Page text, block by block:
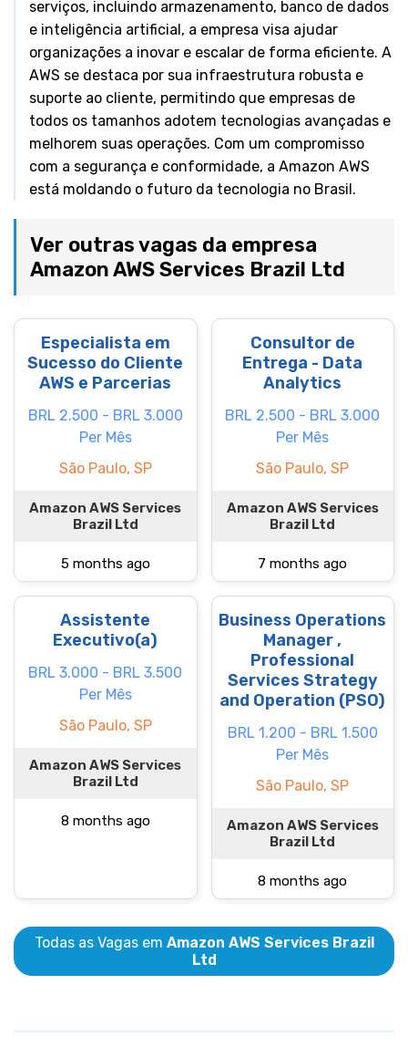
serviços, incluindo armazenamento, banco de dados
e inteligência artificial, a empresa visa ajudar
organizações a inovar e escalar de forma eficiente. A
AWS se destaca por sua infraestrutura robusta e
suporte ao cliente, permitindo que empresas de
todos os tamanhos adotem tecnologias avançadas e
melhorem suas operações. Com um compromisso
com a segurança e conformidade, a Amazon AWS
está moldando o futuro da tecnologia no Brasil.
Ver outras vagas da empresa
Amazon AWS Services Brazil Ltd
Especialista em
Sucesso do Cliente
AWS e Parcerias
BRL 2.500 - BRL 3.000
Per Mês
São Paulo, SP
Amazon AWS Services
Brazil Ltd
5 months ago
Consultor de
Entrega - Data
Analytics
BRL 2.500 - BRL 3.000
Per Mês
São Paulo, SP
Amazon AWS Services
Brazil Ltd
7 months ago
Assistente
Executivo(a)
BRL 3.000 - BRL 3.500
Per Mês
São Paulo, SP
Amazon AWS Services
Brazil Ltd
8 months ago
Business Operations
Manager ,
Professional
Services Strategy
and Operation (PSO)
BRL 1.200 - BRL 1.500
Per Mês
São Paulo, SP
Amazon AWS Services
Brazil Ltd
8 months ago
Todas as Vagas em Amazon AWS Services Brazil
Ltd